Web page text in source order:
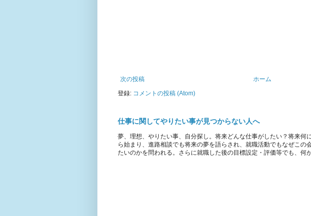
次の投稿
ホーム
登録: コメントの投稿 (Atom)
仕事に関してやりたい事が見つからない人へ
夢、理想、やりたい事、自分探し。将来どんな仕事がしたい？将来何
ら始まり、進路相談でも将来の夢を語らされ、就職活動でもなぜこの
たいのかを問われる。さらに就職した後の目標設定・評価等でも、何